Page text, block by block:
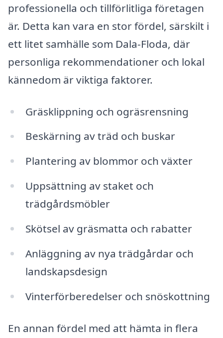
professionella och tillförlitliga företagen
är. Detta kan vara en stor fördel, särskilt i
ett litet samhälle som Dala-Floda, där
personliga rekommendationer och lokal
kännedom är viktiga faktorer.
Gräsklippning och ogräsrensning
Beskärning av träd och buskar
Plantering av blommor och växter
Uppsättning av staket och
trädgårdsmöbler
Skötsel av gräsmatta och rabatter
Anläggning av nya trädgårdar och
landskapsdesign
Vinterförberedelser och snöskottning
En annan fördel med att hämta in flera